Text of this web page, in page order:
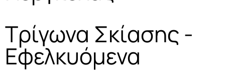
Τρίγωνα Σκίασης -
Εφελκυόμενα